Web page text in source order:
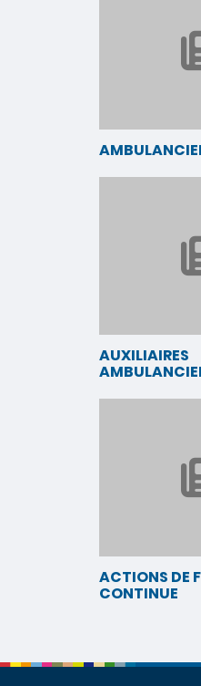
AUXILIAIRES
ACTIONS DE
CONTINUE